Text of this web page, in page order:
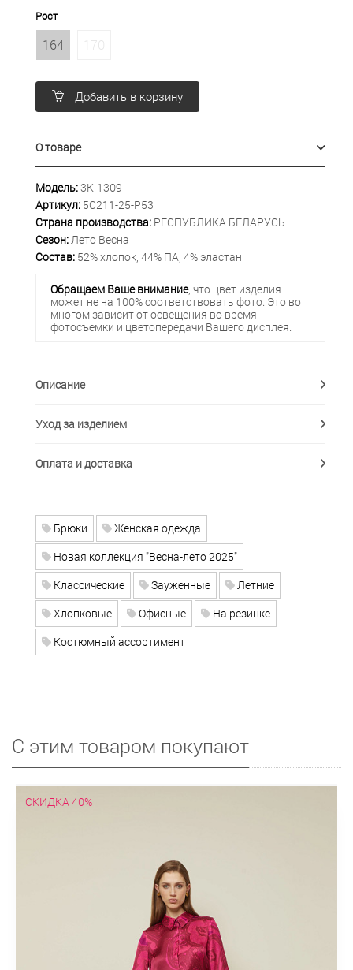
Рост
164 170
Добавить в корзину
О товаре
Модель:3К-1309
Артикул: 5С211-25-Р53
Страна производства: РЕСПУБЛИКА БЕЛАРУСЬ
Сезон:Лето Весна
Состав: 52% хлопок, 44% ПА, 4% эластан
Обращаем Ваше внимание, что цвет изделия
может не на 100% соответствовать фото. Это во
многом зависит от освещения во время
фотосъемки и цветопередачи Вашего дисплея.
Описание
Уход за изделием
Оплата и доставка
Брюки
Женская одежда
Новая коллекция "Весна-лето 2025"
Классические
Зауженные
Летние
Хлопковые
Офисные
На резинке
Костюмный ассортимент
С этим товаром покупают
СКИДКА 40%